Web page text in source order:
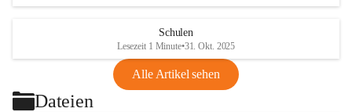
Schulen
Lesezeit 1 Minute•31. Okt. 2025
Alle Artikel sehen
Dateien